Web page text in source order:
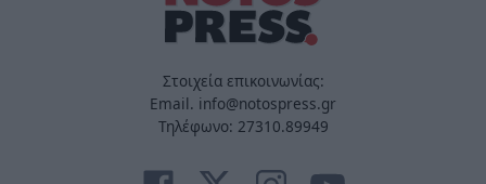
Στοιχεία επικοινωνίας:
Email. info@notospress.gr
Τηλέφωνο: 27310.89949